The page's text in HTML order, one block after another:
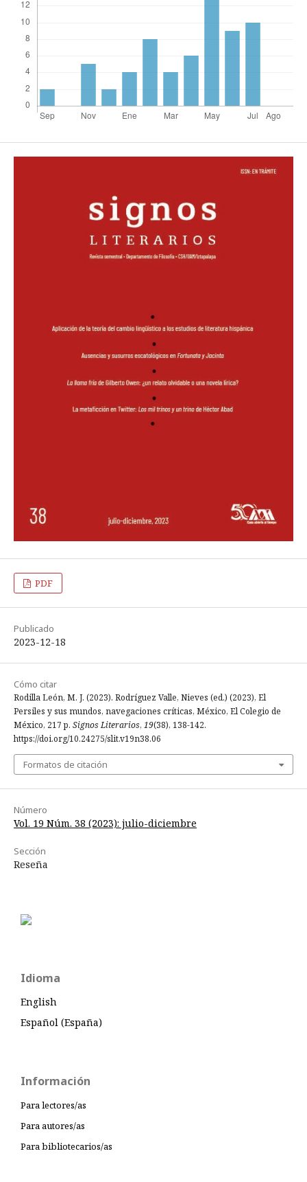
PDF
Publicado
2023-12-18
Cómo citar
Rodilla León, M. J. (2023). Rodríguez Valle, Nieves (ed.) (2023), El
Persiles y sus mundos, navegaciones críticas, México, El Colegio de
México, 217 p. Signos Literarios, 19(38), 138-142.
https://doi.org/10.24275/slit.v19n38.06
Formatos de citación
Número
Vol. 19 Núm. 38 (2023): julio-diciembre
Sección
Reseña
Idioma
English
Español (España)
Información
Para lectores/as
Para autores/as
Para bibliotecarios/as